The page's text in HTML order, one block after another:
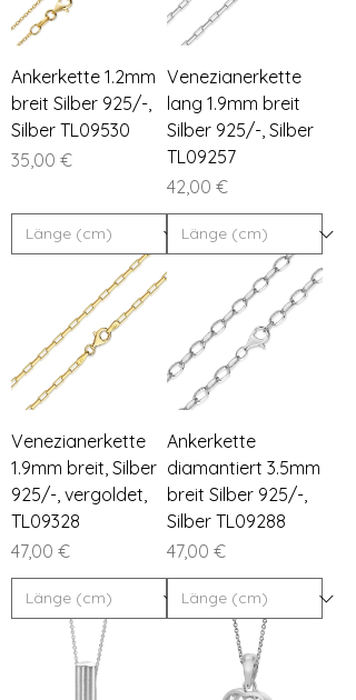
Ankerkette 1.2mm
breit Silber 925/-,
Silber TL09530
Preis
35,00 €
Venezianerkette
lang 1.9mm breit
Silber 925/-, Silber
TL09257
Preis
42,00 €
Venezianerkette
1.9mm breit, Silber
925/-, vergoldet,
TL09328
Preis
47,00 €
Ankerkette
diamantiert 3.5mm
breit Silber 925/-,
Silber TL09288
Preis
47,00 €